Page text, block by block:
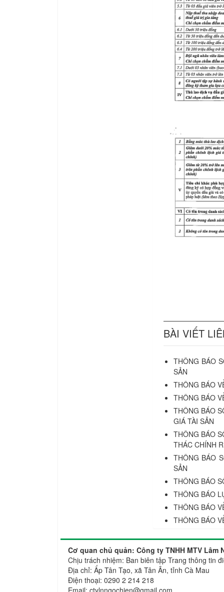
BÀI VIẾT
THÔNG BÁO
SẢN
THÔNG BÁO
THÔNG BÁO
THÔNG BÁO
GIÁ TÀI SẢN
THÔNG BÁO
THÁC CHÍNH
THÔNG BÁO
SẢN
THÔNG BÁO
THÔNG BÁO
THÔNG BÁO
THÔNG BÁO
Cơ quan chủ quản: Công ty TNHH MTV Lâm
Chịu trách nhiệm: Ban biên tập Trang thông tin
Địa chỉ: Ấp Tân Tạo, xã Tân Ân, tỉnh Cà Mau
Điện thoại: 0290 2 214 218